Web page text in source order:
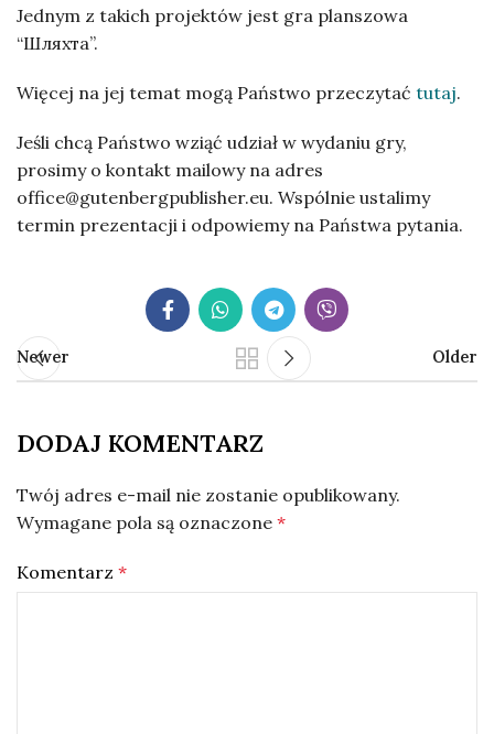
Jednym z takich projektów jest gra planszowa
“Шляхта”.
Więcej na jej temat mogą Państwo przeczytać tutaj.
Jeśli chcą Państwo wziąć udział w wydaniu gry,
prosimy o kontakt mailowy na adres
office@gutenbergpublisher.eu. Wspólnie ustalimy
termin prezentacji i odpowiemy na Państwa pytania.
Newer Older
DODAJ KOMENTARZ
Twój adres e-mail nie zostanie opublikowany.
Wymagane pola są oznaczone *
Komentarz *